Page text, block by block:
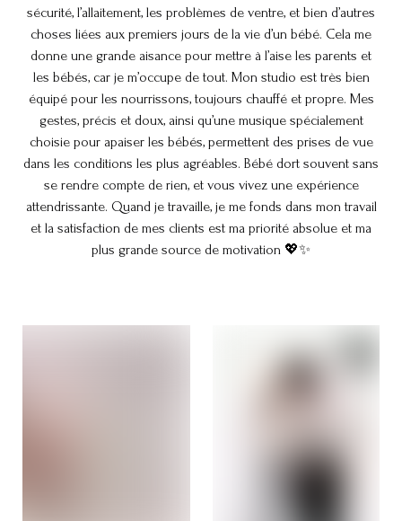
sécurité, l’allaitement, les problèmes de ventre, et bien d’autres
choses liées aux premiers jours de la vie d’un bébé. Cela me
donne une grande aisance pour mettre à l’aise les parents et
les bébés, car je m’occupe de tout. Mon studio est très bien
équipé pour les nourrissons, toujours chauffé et propre. Mes
gestes, précis et doux, ainsi qu’une musique spécialement
choisie pour apaiser les bébés, permettent des prises de vue
dans les conditions les plus agréables. Bébé dort souvent sans
se rendre compte de rien, et vous vivez une expérience
attendrissante. Quand je travaille, je me fonds dans mon travail
et la satisfaction de mes clients est ma priorité absolue et ma
plus grande source de motivation 💖✨